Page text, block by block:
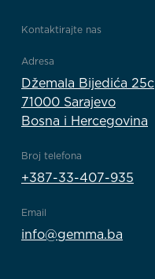
Kontaktirajte nas
Adresa
Džemala Bijedića 25c
71000 Sarajevo
Bosna i Hercegovina
Broj telefona
+387-33-407-935
Email
info@gemma.ba